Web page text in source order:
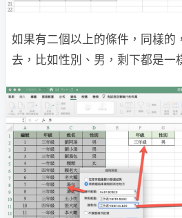
如果有二個以上的條件，同樣的
去，比如性別、男，剩下都是一